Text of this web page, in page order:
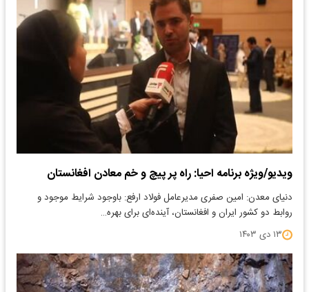
ویدیو/ویژه برنامه احیا: راه پر پیچ و خم معادن افغانستان
دنیای معدن: امین صفری مدیرعامل فولاد ارفع: باوجود شرایط موجود و
روابط دو کشور ایران و افغانستان، آینده‌ای برای بهره…
۱۳ دی ۱۴۰۳